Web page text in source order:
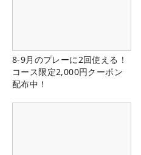
8-9月のプレーに2回使える！
コース限定2,000円クーポン
配布中！